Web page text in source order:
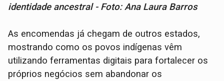
identidade ancestral - Foto: Ana Laura Barros
As encomendas já chegam de outros estados,
mostrando como os povos indígenas vêm
utilizando ferramentas digitais para fortalecer os
próprios negócios sem abandonar os